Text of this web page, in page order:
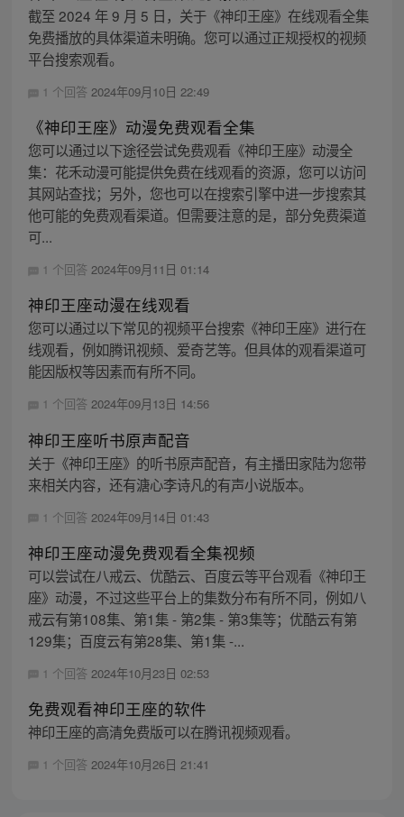
截至 2024 年 9 月 5 日，关于《神印王座》在线观看全集
免费播放的具体渠道未明确。您可以通过正规授权的视频
平台搜索观看。
1 个回答 2024年09月10日 22:49
《神印王座》动漫免费观看全集
您可以通过以下途径尝试免费观看《神印王座》动漫全
集：花禾动漫可能提供免费在线观看的资源，您可以访问
其网站查找；另外，您也可以在搜索引擎中进一步搜索其
他可能的免费观看渠道。但需要注意的是，部分免费渠道
可...
1 个回答 2024年09月11日 01:14
神印王座动漫在线观看
您可以通过以下常见的视频平台搜索《神印王座》进行在
线观看，例如腾讯视频、爱奇艺等。但具体的观看渠道可
能因版权等因素而有所不同。
1 个回答 2024年09月13日 14:56
神印王座听书原声配音
关于《神印王座》的听书原声配音，有主播田家陆为您带
来相关内容，还有溏心李诗凡的有声小说版本。
1 个回答 2024年09月14日 01:43
神印王座动漫免费观看全集视频
可以尝试在八戒云、优酷云、百度云等平台观看《神印王
座》动漫，不过这些平台上的集数分布有所不同，例如八
戒云有第108集、第1集 - 第2集 - 第3集等；优酷云有第
129集；百度云有第28集、第1集 -...
1 个回答 2024年10月23日 02:53
免费观看神印王座的软件
神印王座的高清免费版可以在腾讯视频观看。
1 个回答 2024年10月26日 21:41